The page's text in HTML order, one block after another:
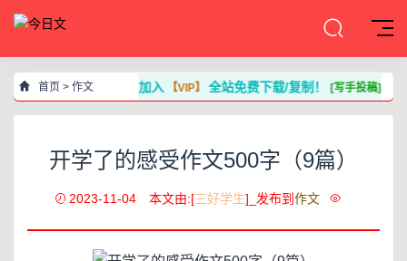
首页 > 作文 加入【VIP】 全站免费下载/复制！ [写手投稿]
开学了的感受作文500字（9篇）
2023-11-04 本文由:[三好学生]_发布到 作文